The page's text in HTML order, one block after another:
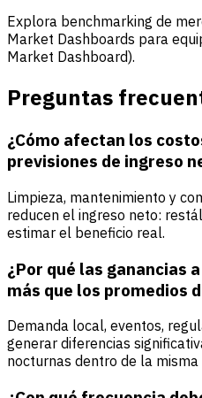
Explora benchmarking de
Market Dashboards para
Market Dashboard).
Preguntas
¿Cómo afectan los
previsiones de ingreso
Limpieza, mantenimiento y
reducen el ingreso neto:
estimar el beneficio real.
¿Por qué las ganancias
más que los promedios
Demanda local, eventos,
generar diferencias
nocturnas dentro de la misma